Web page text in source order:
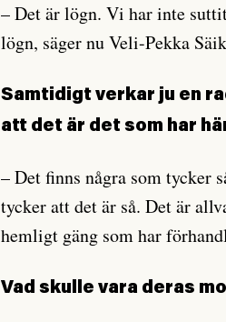
– Det är lögn. Vi har inte
lögn, säger nu Veli-Pekka
Samtidigt verkar ju en
att det är det som har
– Det finns några som tycker
tycker att det är så. Det är
hemligt gäng som har
Vad skulle vara deras